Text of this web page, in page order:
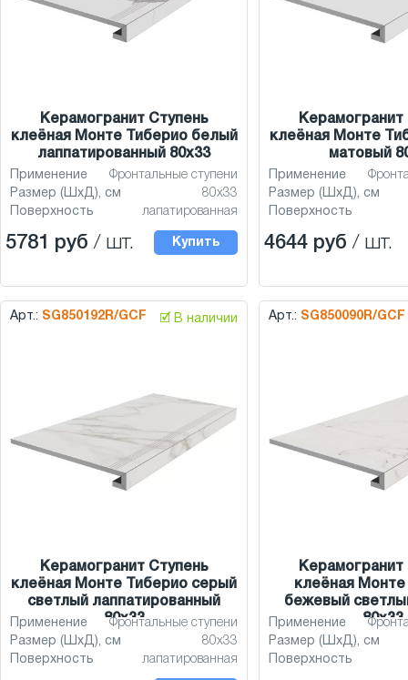
Керамогранит Ступень
клеёная Монте Тиберио белый
лаппатированный 80x33
Применение
Фронтальные ступени
Размер (ШхД), см
80x33
Поверхность
лапатированная
5781 руб / шт. Купить
Керамогранит
клеёная Монте
матовый
Применение
Размер (ШхД), см
Поверхность
4644 руб / шт.
Арт.: SG850192R/GCF 🗹 В наличии
Керамогранит Ступень
клеёная Монте Тиберио серый
светлый лаппатированный
80x33
Применение
Фронтальные ступени
Размер (ШхД), см
80x33
Поверхность
лапатированная
Арт.: SG850090R/GCF
Керамогранит
клеёная
бежевый
80x33
Применение
Размер (ШхД), см
Поверхность